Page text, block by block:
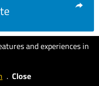
and experiences in
. Close